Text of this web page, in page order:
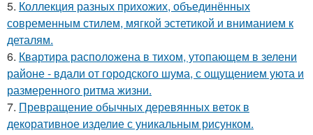
5. Коллекция разных прихожих, объединённых
современным стилем, мягкой эстетикой и вниманием к
деталям.
6. Квартира расположена в тихом, утопающем в зелени
районе - вдали от городского шума, с ощущением уюта и
размеренного ритма жизни.
7. Превращение обычных деревянных веток в
декоративное изделие с уникальным рисунком.